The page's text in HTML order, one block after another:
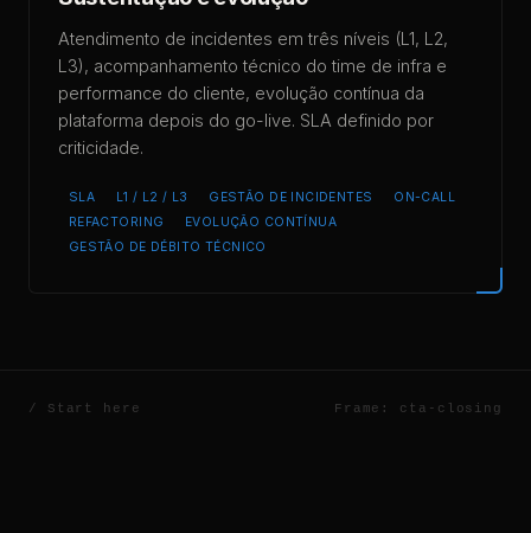
Atendimento de incidentes em três níveis (L1, L2,
L3), acompanhamento técnico do time de infra e
performance do cliente, evolução contínua da
plataforma depois do go-live. SLA definido por
criticidade.
SLA L1 / L2 / L3 GESTÃO DE INCIDENTES
ON-CALL
REFACTORING
EVOLUÇÃO CONTÍNUA
GESTÃO DE DÉBITO TÉCNICO